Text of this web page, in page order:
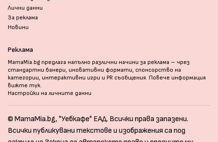
Лични данни
За реклама
Новини
Реклама
MamaMia.bg предлага напълно различни начини за реклама – чрез
стандартни банери, иновативни формати, спонсорство на
категории, интерактивни игри и PR съобщения. Повече информация
вижте тук.
Настройки на личните данни
© MamaMia.bg, "Уебкафе" ЕАД. Всички права запазени.
Всички публикувани текстове и изображения са под